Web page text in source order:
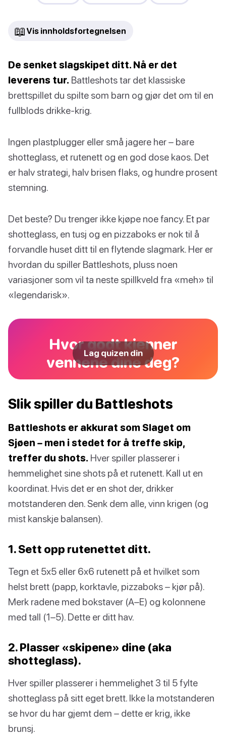
📖 Vis innholdsfortegnelsen
De senket slagskipet ditt. Nå er det
leverens tur. Battleshots tar det klassiske
brettspillet du spilte som barn og gjør det om til en
fullblods drikke-krig.
Ingen plastplugger eller små jagere her – bare
shotteglass, et rutenett og en god dose kaos. Det
er halv strategi, halv brisen flaks, og hundre prosent
stemning.
Det beste? Du trenger ikke kjøpe noe fancy. Et par
shotteglass, en tusj og en pizzaboks er nok til å
forvandle huset ditt til en flytende slagmark. Her er
hvordan du spiller Battleshots, pluss noen
variasjoner som vil ta neste spillkveld fra «meh» til
«legendarisk».
Hvor godt kjenner
vennene dine deg?
Lag quizen din
Slik spiller du Battleshots
Battleshots er akkurat som Slaget om
Sjøen – men i stedet for å treffe skip,
treffer du shots. Hver spiller plasserer i
hemmelighet sine shots på et rutenett. Kall ut en
koordinat. Hvis det er en shot der, drikker
motstanderen den. Senk dem alle, vinn krigen (og
mist kanskje balansen).
1. Sett opp rutenettet ditt.
Tegn et 5x5 eller 6x6 rutenett på et hvilket som
helst brett (papp, korktavle, pizzaboks – kjør på).
Merk radene med bokstaver (A–E) og kolonnene
med tall (1–5). Dette er ditt hav.
2. Plasser «skipene» dine (aka
shotteglass).
Hver spiller plasserer i hemmelighet 3 til 5 fylte
shotteglass på sitt eget brett. Ikke la motstanderen
se hvor du har gjemt dem – dette er krig, ikke
brunsj.